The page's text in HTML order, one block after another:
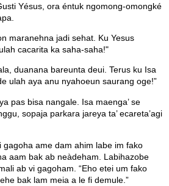
Yésus, ora éntuk ngomong-omongké
maranehna jadi sehat. Ku Yesus
cacarita ka saha-saha!"
duanana bareunta deui. Terus ku Isa
ulah aya anu nyahoeun saurang oge!”
pas bisa nangale. Isa maenga’ se
sopaja parkara jareya ta’ ecareta’agi
gagoha ame dam ahim labe im fako
aam bak ab neàdeham. Labihazobe
ab vi gagoham. “Eho etei um fako
bak lam meia a le fi demule.”